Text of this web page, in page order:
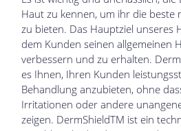
Haut zu kennen, um ihr die beste
zu bieten. Das Hauptziel unseres
dem Kunden seinen allgemeinen
verbessern und zu erhalten.
es Ihnen, Ihren Kunden
Behandlung anzubieten, ohne
Irritationen oder andere
zeigen. DermShieldTM ist ein